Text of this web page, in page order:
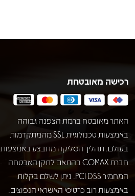
רכישה מאובטחת
האתר מאובטח ברמת הצפנה גבוהה
באמצעות טכנולוגיית SSL מהמתקדמות
בעולם. תהליך הסליקה מתבצע באמצעות
חברת COMAX בהתאם לתקן האבטחה
המחמיר PCI DSS. ניתן לשלם בקלות
באמצעות רוב כרטיסי האשראי הנפוצים.